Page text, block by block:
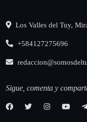
Los Valles del Tuy,
+584127275696
Sigue, comenta y